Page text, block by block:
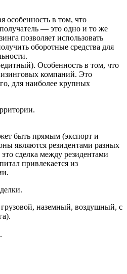
особенность в том, что
— это одно и то же
позволяет использовать
оборотные средства для
Особенность в том, что
компаний. Это
для наиболее крупных
быть прямым (экспорт и
являются резидентами разных
сделка между резидентами
привлекается из
наземный, воздушный, с